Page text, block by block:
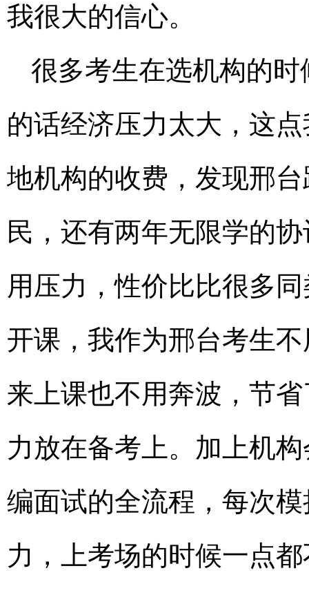
我很大的信心。
很多考生在选机构的
的话经济压力太大，这
地机构的收费，发现邢
民，还有两年无限学的
用压力，性价比比很多
开课，我作为邢台考生
来上课也不用奔波，节
力放在备考上。加上机
编面试的全流程，每次
力，上考场的时候一点